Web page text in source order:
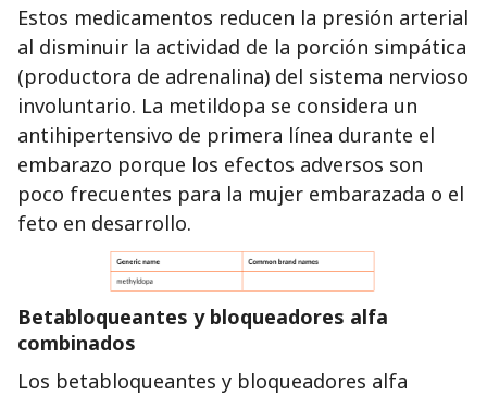
Estos medicamentos reducen la presión arterial
al disminuir la actividad de la porción simpática
(productora de adrenalina) del sistema nervioso
involuntario. La metildopa se considera un
antihipertensivo de primera línea durante el
embarazo porque los efectos adversos son
poco frecuentes para la mujer embarazada o el
feto en desarrollo.
Betabloqueantes y bloqueadores alfa
combinados
Los betabloqueantes y bloqueadores alfa